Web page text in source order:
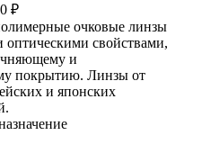
₽
очковые линзы
свойствами,
и
покрытию. Линзы от
и японских